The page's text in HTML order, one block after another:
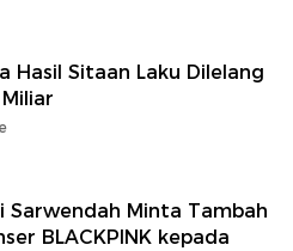
Hasil Sitaan Laku Dilelang
Sarwendah Minta Tambah
BLACKPINK kepada